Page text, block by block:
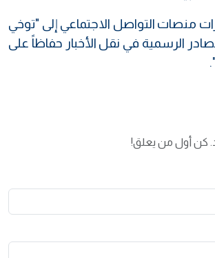
منصات التواصل الاجتماعي إلى "توخي
الرسمية في نقل الأخبار حفاظاً على
كن أول من يعلق!